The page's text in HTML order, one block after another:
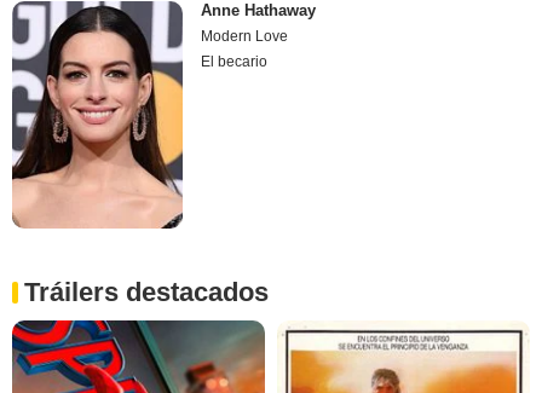
Anne Hathaway
Modern Love
El becario
Tráilers destacados